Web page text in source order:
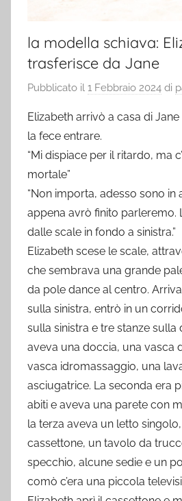
la modella schiava:
trasferisce da Jane
Pubblicato il 1 Febbraio 2024 di
Elizabeth arrivò a casa di
la fece entrare.
“Mi dispiace per il ritardo, ma
mortale”
“Non importa, adesso sono in
appena avrò finito parleremo.
dalle scale in fondo a sinistra.”
Elizabeth scese le scale,
che sembrava una grande
da pole dance al centro.
sulla sinistra, entrò in un
sulla sinistra e tre stanze sulla
aveva una doccia, una vasca
vasca idromassaggio, una
asciugatrice. La seconda era
abiti e aveva una parete con
la terza aveva un letto
cassettone, un tavolo da
specchio, alcune sedie e un
comò c’era una piccola